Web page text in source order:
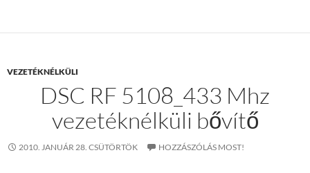
VEZETÉKNÉLKÜLI
DSC RF 5108_433 Mhz
vezetéknélküli bővítő
2010. JANUÁR 28. CSÜTÖRTÖK HOZZÁSZÓLÁS MOST!